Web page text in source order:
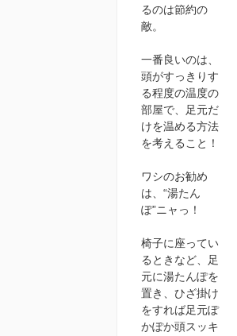
るのは節約の
敵。
一番良いのは、
頭がすっきりす
る程度の温度の
部屋で、足元だ
けを温める方法
を考えること！
ワシのお勧め
は、“湯たん
ぽ”ニャっ！
椅子に座ってい
るときなど、足
元に湯たんぽを
置き、ひざ掛け
をすれば足元ぽ
かぽか頭スッキ